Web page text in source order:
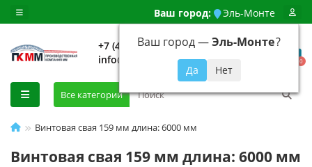
Ваш город: Эль-Монте
Ваш город —Эль-Монте?
+7 (499) 648-92-94
info@evroshtaketnikmoskva.ru
0
Все категории
Винтовая свая 159 мм длина: 6000 мм
Винтовая свая 159 мм длина: 6000 мм